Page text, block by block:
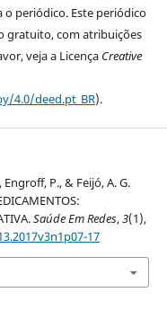
periódico. Este periódico
gratuito, com atribuições
veja a Licença Creative
4.0/deed.pt_BR).
Engroff, P., & Feijó, A. G.
Saúde Em Redes,3(1),
17